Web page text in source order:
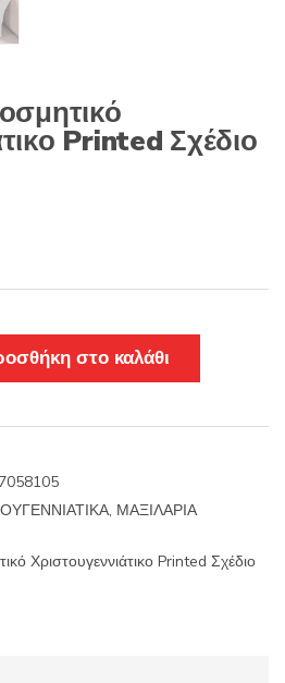
Printed Σχέδιο
στο καλάθι
, ΜΑΞΙΛΑΡΙΑ
Χριστουγεννιάτικο Printed Σχέδιο